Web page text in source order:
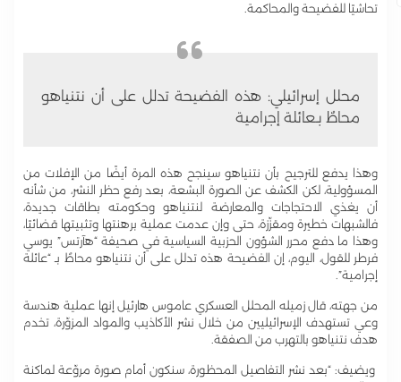
تحاشيًا للفضيحة والمحاكمة.
محلل إسرائيلي: هذه الفضيحة تدلل على أن نتنياهو
محاطٌ بـعائلة إجرامية
وهذا يدفع للترجيح بأن نتنياهو سينجح هذه المرة أيضًا من الإفلات من
المسؤولية، لكن الكشف عن الصورة البشعة، بعد رفع حظر النشر، من شأنه
أن يغذي الاحتجاجات والمعارضة لنتنياهو وحكومته بطاقات جديدة،
فالشبهات خطيرة ومقزّزة، حتى وإن عدمت عملية برهنتها وتثبيتها قضائيًا،
وهذا ما دفع محرر الشؤون الحزبية السياسية في صحيفة “هآرتس” يوسي
فرطر للقول، اليوم، إن الفضيحة هذه تدلل على أن نتنياهو محاطٌ بـ “عائلة
إجرامية”.
من جهته، قال زميله المحلل العسكري عاموس هارئيل إنها عملية هندسة
وعي تستهدف الإسرائيليين من خلال نشر الأكاذيب والمواد المزوّرة، تخدم
هدف نتنياهو بالتهرب من الصفقة.
ويضيف: “بعد نشر التفاصيل المحظورة، سنكون أمام صورة مروّعة لماكنة